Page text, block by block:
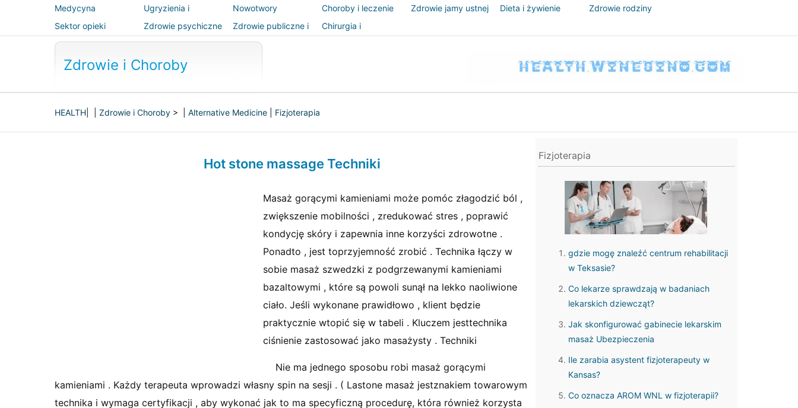
Medycyna
alternatywna
Ugryzienia i
użądlenia
Nowotwory Choroby i leczenie Zdrowie jamy ustnej Dieta i żywienie
Zdrowie rodziny
Sektor opieki
zdrowotnej
Zdrowie psychiczne
Zdrowie publiczne i
bezpieczeństwo
Chirurgia i
Zdrowie i Choroby
HEALTH Zdrowie i Choroby > | Alternative Medicine Fizjoterapia
Hot stone massage Techniki
Masaż gorącymi kamieniami może pomóc złagodzić ból ,
zwiększenie mobilności , zredukować stres , poprawić
kondycję skóry i zapewnia inne korzyści zdrowotne .
Ponadto , jest toprzyjemność zrobić . Technika łączy w
sobie masaż szwedzki z podgrzewanymi kamieniami
bazaltowymi , które są powoli sunął na lekko naoliwione
ciało. Jeśli wykonane prawidłowo , klient będzie
praktycznie wtopić się w tabeli . Kluczem jesttechnika
ciśnienie zastosować jako masażysty . Techniki
Nie ma jednego sposobu robi masaż gorącymi
kamieniami . Każdy terapeuta wprowadzi własny spin na sesji . ( Lastone masaż jestznakiem towarowym
technika i wymaga certyfikacji , aby wykonać jak to ma specyficzną procedurę, która również korzysta
Fizjoterapia
gdzie mogę znaleźć centrum rehabilitacji
w Teksasie?
Co lekarze sprawdzają w badaniach
lekarskich dziewcząt?
Jak skonfigurować gabinecie lekarskim
masaż Ubezpieczenia
Ile zarabia asystent fizjoterapeuty w
Kansas?
Co oznacza AROM WNL w fizjoterapii?